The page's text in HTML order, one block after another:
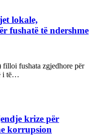
lokale,
fushatë të ndershme
filloi fushata zgjedhore për
i të…
krize për
korrupsion